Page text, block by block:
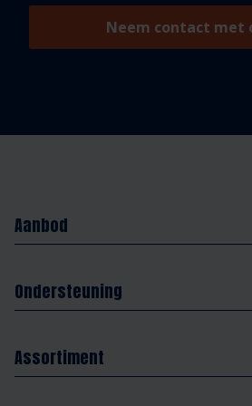
Neem contact met
Aanbod
Ondersteuning
Assortiment